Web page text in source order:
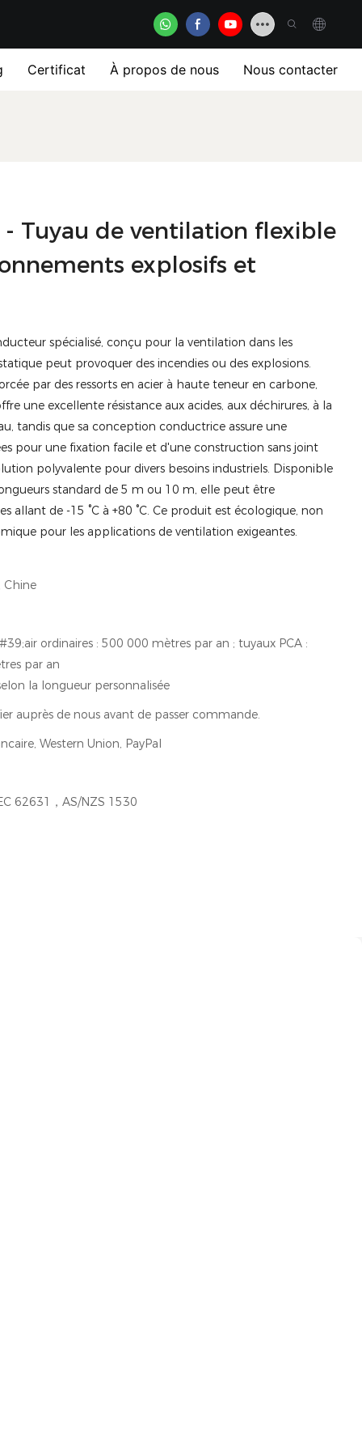
Certificat À propos de nous Nous contacter
Tuyau de ventilation flexible
explosifs et
spécialisé, conçu pour la ventilation dans les
peut provoquer des incendies ou des explosions.
par des ressorts en acier à haute teneur en carbone,
une excellente résistance aux acides, aux déchirures, à la
tandis que sa conception conductrice assure une
pour une fixation facile et d'une construction sans joint
polyvalente pour divers besoins industriels. Disponible
standard de 5 m ou 10 m, elle peut être
allant de -15 °C à +80 °C. Ce produit est écologique, non
pour les applications de ventilation exigeantes.
Chine
ordinaires : 500 000 mètres par an ; tuyaux PCA :
par an
la longueur personnalisée
auprès de nous avant de passer commande.
Western Union, PayPal
62631，AS/NZS 1530